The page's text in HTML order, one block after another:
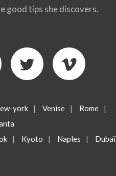
good tips she discovers.
york | Venise | Rome
|
| Kyoto | Naples | Dubaï